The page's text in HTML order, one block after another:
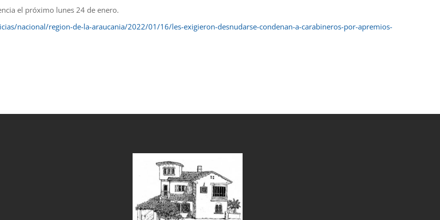
el próximo lunes 24 de enero.
nacional/region-de-la-araucania/2022/01/16/les-exigieron-desnudarse-condenan-a-carabineros-por-apremios-